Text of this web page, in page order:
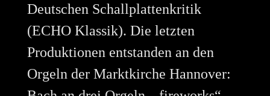
Deutschen Schallplattenkritik
(ECHO Klassik). Die letzten
Produktionen entstanden an den
Orgeln der Marktkirche Hannover: